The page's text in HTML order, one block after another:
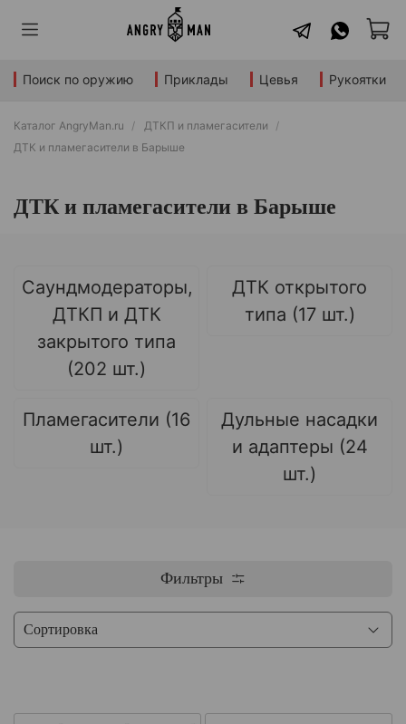
Поиск по оружию Приклады Цевья Рукоятки
Каталог AngryMan.ru
ДТКП и пламегасители
ДТК и пламегасители в Барыше
ДТК и пламегасители в Барыше
Саундмодераторы,
ДТКП и ДТК
закрытого типа
(202 шт.)
ДТК открытого
типа (17 шт.)
Пламегасители (16
шт.)
Дульные насадки
и адаптеры (24
шт.)
Фильтры